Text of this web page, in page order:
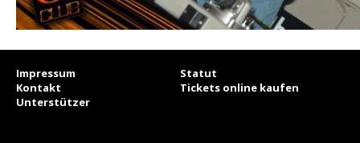
Impressum
Statut
Kontakt
Tickets online kaufen
Unterstützer